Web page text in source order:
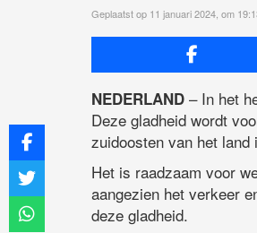
Geplaatst op 11 januari 2024, om
NEDERLAND – In het
Deze gladheid wordt
zuidoosten van het
Het is raadzaam voor
aangezien het verkeer
deze gladheid.